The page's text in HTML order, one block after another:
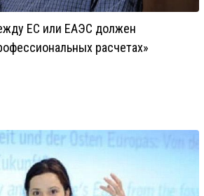
ЕС или ЕАЭС должен
расчетах»